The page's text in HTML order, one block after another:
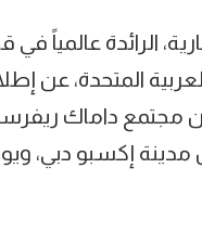
الرائدة عالمياً
المتحدة، عن
مجتمع داماك
مدينة إكسبو دبي،